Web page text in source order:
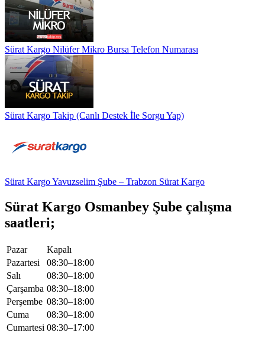
Sürat Kargo Nilüfer Mikro Bursa Telefon Numarası
Sürat Kargo Takip (Canlı Destek İle Sorgu Yap)
Sürat Kargo Yavuzselim Şube – Trabzon Sürat Kargo
Sürat Kargo Osmanbey Şube çalışma
saatleri;
Pazar
Kapalı
Pazartesi
08:30–18:00
Salı
08:30–18:00
Çarşamba 08:30–18:00
Perşembe 08:30–18:00
Cuma
08:30–18:00
Cumartesi 08:30–17:00